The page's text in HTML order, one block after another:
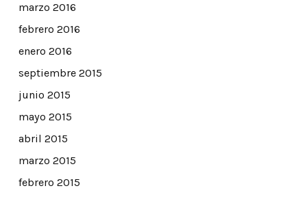
marzo 2016
febrero 2016
enero 2016
septiembre 2015
junio 2015
mayo 2015
abril 2015
marzo 2015
febrero 2015